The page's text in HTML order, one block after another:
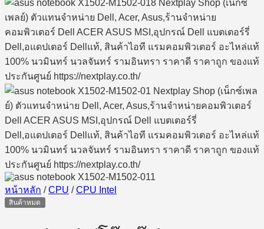
หน้าหลัก / CPU / CPU Intel
สินค้าหมด